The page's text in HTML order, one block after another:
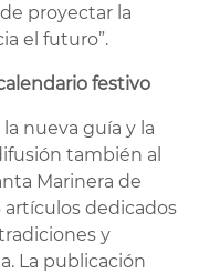
proyectar la
el futuro”.
festivo
nueva guía y la
también al
Marinera de
artículos dedicados
y
La publicación